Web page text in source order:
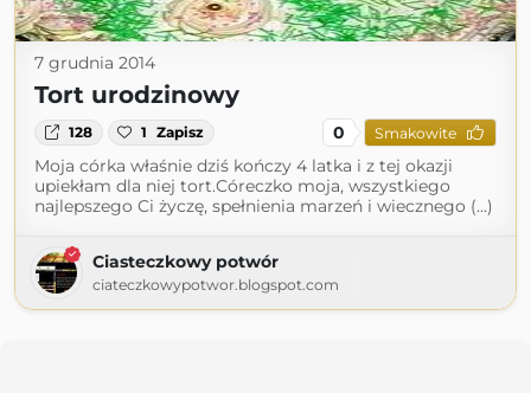
7 grudnia 2014
Tort urodzinowy
128 1 Zapisz 0 Smakowite
Moja córka właśnie dziś kończy 4 latka i z tej okazji
upiekłam dla niej tort.Córeczko moja, wszystkiego
najlepszego Ci życzę, spełnienia marzeń i wiecznego (...)
Ciasteczkowy potwór
ciateczkowypotwor.blogspot.com